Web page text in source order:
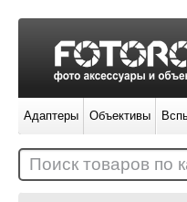
Адаптеры Объективы
Поиск товаров по